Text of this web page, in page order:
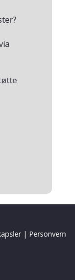
| Personvern